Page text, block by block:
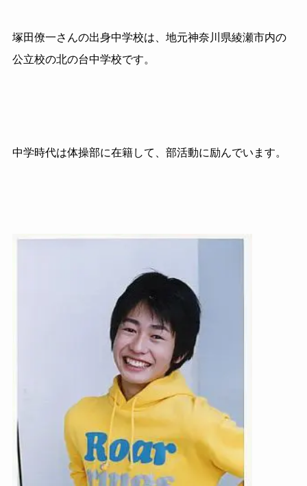
塚田僚一さんの出身中学校は、地元神奈川県綾瀬市内の
公立校の北の台中学校です。
中学時代は体操部に在籍して、部活動に励んでいます。